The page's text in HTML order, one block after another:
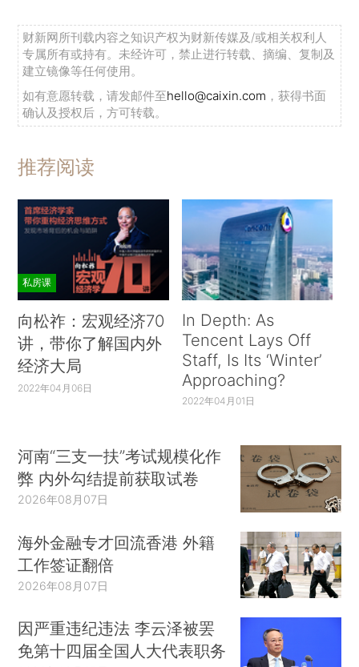
财新网所刊载内容之知识产权为财新传媒及/或相关权利人
专属所有或持有。未经许可，禁止进行转载、摘编、复制及
建立镜像等任何使用。
如有意愿转载，请发邮件至hello@caixin.com ，获得书面
确认及授权后，方可转载。
推荐阅读
私房课
向松祚：宏观经济70
讲，带你了解国内外
经济大局
2022年04月06日
In Depth: As
Tencent Lays Off
Staff, Is Its ‘Winter’
Approaching?
2022年04月01日
河南“三支一扶”考试规模化作
弊 内外勾结提前获取试卷
2026年08月07日
海外金融专才回流香港 外籍
工作签证翻倍
2026年08月07日
因严重违纪违法 李云泽被罢
免第十四届全国人大代表职务